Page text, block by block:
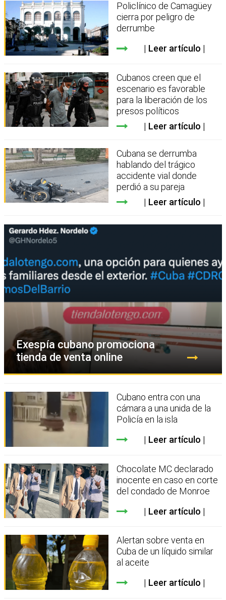
Policlínico de Camagüey
cierra por peligro de
derrumbe
Leer artículo
Cubanos creen que el
escenario es favorable
para la liberación de los
presos políticos
Leer artículo
Cubana se derrumba
hablando del trágico
accidente vial donde
perdió a su pareja
Leer artículo
Exespía cubano promociona
tienda de venta online
Cubano entra con una
cámara a una unida de la
Policía en la isla
Leer artículo
Chocolate MC declarado
inocente en caso en corte
del condado de Monroe
Leer artículo
Alertan sobre venta en
Cuba de un líquido similar
al aceite
Leer artículo